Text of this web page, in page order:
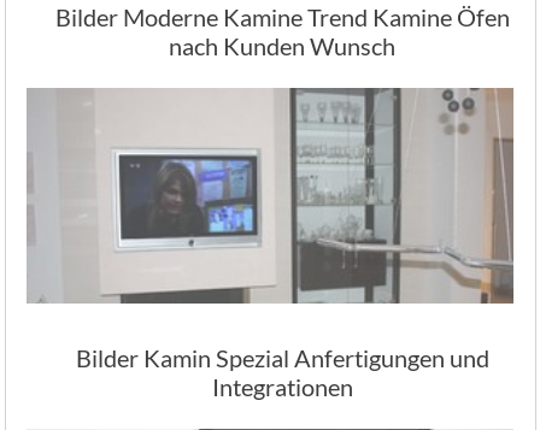
Bilder Moderne Kamine Trend Kamine Öfen
nach Kunden Wunsch
Bilder Kamin Spezial Anfertigungen und
Integrationen